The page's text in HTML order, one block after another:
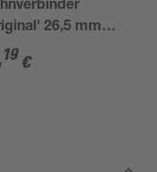
26,5 mm
grau
19 €